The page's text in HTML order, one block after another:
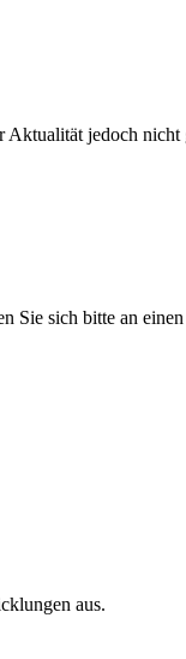
jedoch nicht
Sie sich bitte an einen
aus.